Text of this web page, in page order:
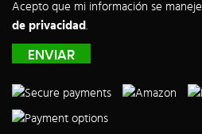
Acepto que mi información se
de privacidad.